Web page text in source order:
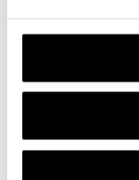
Descrizione